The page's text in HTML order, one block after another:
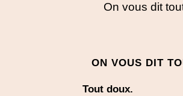
On vous dit
ON VOUS DIT
Tout doux.